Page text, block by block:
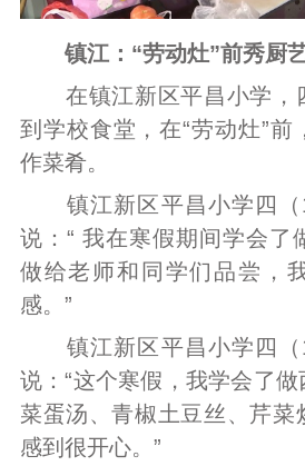
镇江：“劳动灶”前秀厨
在镇江新区平昌小学，
到学校食堂，在“劳动灶”前
作菜肴。
镇江新区平昌小学四（
说：“ 我在寒假期间学会了
做给老师和同学们品尝，
感。”
镇江新区平昌小学四（
说：“这个寒假，我学会了
菜蛋汤、青椒土豆丝、芹菜
感到很开心。”